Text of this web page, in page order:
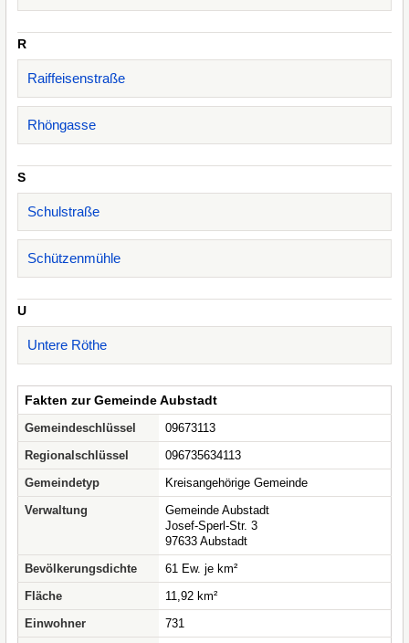
R
Raiffeisenstraße
Rhöngasse
S
Schulstraße
Schützenmühle
U
Untere Röthe
Fakten zur Gemeinde Aubstadt
Gemeindeschlüssel
09673113
Regionalschlüssel
096735634113
Gemeindetyp
Kreisangehörige Gemeinde
Verwaltung
Gemeinde Aubstadt
Josef-Sperl-Str. 3
97633 Aubstadt
Bevölkerungsdichte
61 Ew. je km²
Fläche
11,92 km²
Einwohner
731